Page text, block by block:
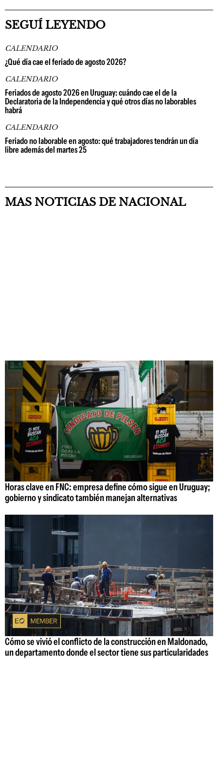
SEGUÍ LEYENDO
CALENDARIO
¿Qué día cae el feriado de agosto 2026?
CALENDARIO
Feriados de agosto 2026 en Uruguay: cuándo cae el de la
Declaratoria de la Independencia y qué otros días no laborables
habrá
CALENDARIO
Feriado no laborable en agosto: qué trabajadores tendrán un día
libre además del martes 25
MAS NOTICIAS DE NACIONAL
Horas clave en FNC: empresa define cómo sigue en Uruguay;
gobierno y sindicato también manejan alternativas
Cómo se vivió el conflicto de la construcción en Maldonado,
un departamento donde el sector tiene sus particularidades